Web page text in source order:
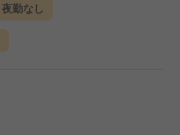
夜勤なし